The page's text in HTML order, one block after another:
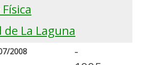
La Laguna
2008
-